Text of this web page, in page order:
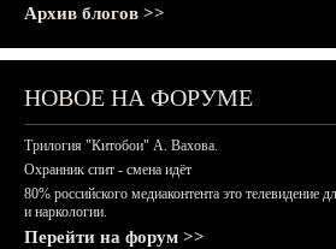
Архив блогов >>
НОВОЕ НА ФОРУМЕ
Трилогия "Китобои" А. Вахова.
Охранник спит - смена идёт
80% российского медиаконтента это телевидение
и наркологии.
Перейти на форум >>